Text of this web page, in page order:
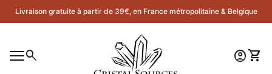
Skip to content
Livraison gratuite à partir de 39€, en France métropolitaine & Belgique
Navigation mobile
search
Accueil
Compte
account_circle Voir
shopping_cart